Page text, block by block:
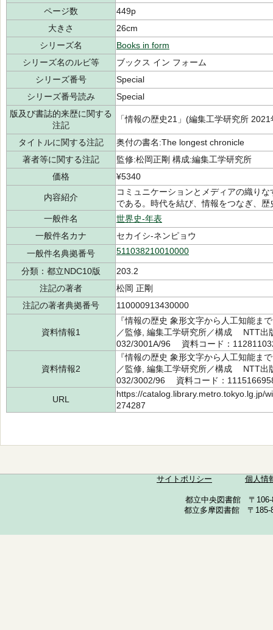
ページ数
449p
大きさ
26cm
シリーズ名
Books in form
シリーズ名のルビ等
ブックス イン フォーム
シリーズ番号
Special
シリーズ番号読み
Special
版及び書誌的来歴に関する
注記
「情報の歴史21」(編集工学研究所
タイトルに関する注記
奥付の書名:The longest chronicle
著者等に関する注記
監修:松岡正剛 構成:編集工学研究所
価格
¥5340
内容紹介
コミュニケーションとメディアの織り
である。時代を結び、情報をつなぎ、
一般件名
世界史-年表
一般件名カナ
セカイシ-ネンピョウ
一般件名典拠番号
511038210010000
分類：都立NDC10版
203.2
注記の著者
松岡 正剛
注記の著者典拠番号
110000913430000
資料情報1
『情報の歴史 象形文字から人工知能
／監修, 編集工学研究所／構成 NTT
032/3001A/96 資料コード：
資料情報2
『情報の歴史 象形文字から人工知能
／監修, 編集工学研究所／構成 NTT
032/3002/96 資料コード：
URL
https://catalog.library.metro.tokyo.lg.jp/
274287
サイトポリシー 個人情
都立中央図書館 〒
都立多摩図書館 〒185-